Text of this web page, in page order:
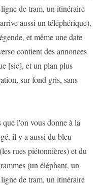
de tram, un itinéraire
aussi un téléphérique),
et même une date
contient des annonces
[sic], et un plan plus
sur fond gris, sans
que l'on vous donne à la
il y a aussi du bleu
rues piétonnières) et du
(un éléphant, un
de tram, un itinéraire